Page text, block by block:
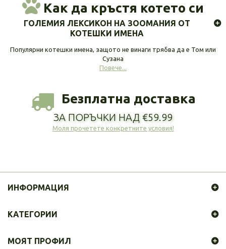
Как да кръстя котето си
ГОЛЕМИЯ ЛЕКСИКОН НА ЗООМАНИЯ ОТ
КОТЕШКИ ИМЕНА
Популярни котешки имена, защото не винаги трябва да е Том или
Сузана
Повече...
Безплатна доставка
ЗА ПОРЪЧКИ НАД €59.99
Моля прочетете конкретните условия!
ИНФОРМАЦИЯ
КАТЕГОРИИ
МОЯТ ПРОФИЛ